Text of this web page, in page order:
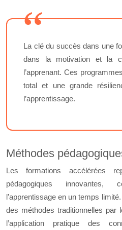
La clé du succès dans une
dans la motivation et la
l’apprenant. Ces
total et une grande
l’apprentissage.
Méthodes
Les formations accélérées
pédagogiques innovantes,
l’apprentissage en un temps
des méthodes traditionnelles par
l’application pratique des